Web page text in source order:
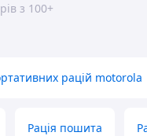
з 100+
рацій motorola
Рація пошита